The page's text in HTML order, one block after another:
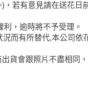
若有意見請在送花日
，逾時將不予受理。
而有所替代,本公司
貨會跟照片不盡相同